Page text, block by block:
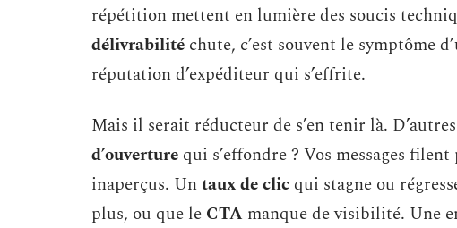
répétition mettent en lumière des soucis
délivrabilité chute, c’est souvent le symptôme
réputation d’expéditeur qui s’effrite.
Mais il serait réducteur de s’en tenir là.
d’ouverture qui s’effondre ? Vos messages
inaperçus. Untaux de clic qui stagne ou
plus, ou que le CTA manque de visibilité. Une